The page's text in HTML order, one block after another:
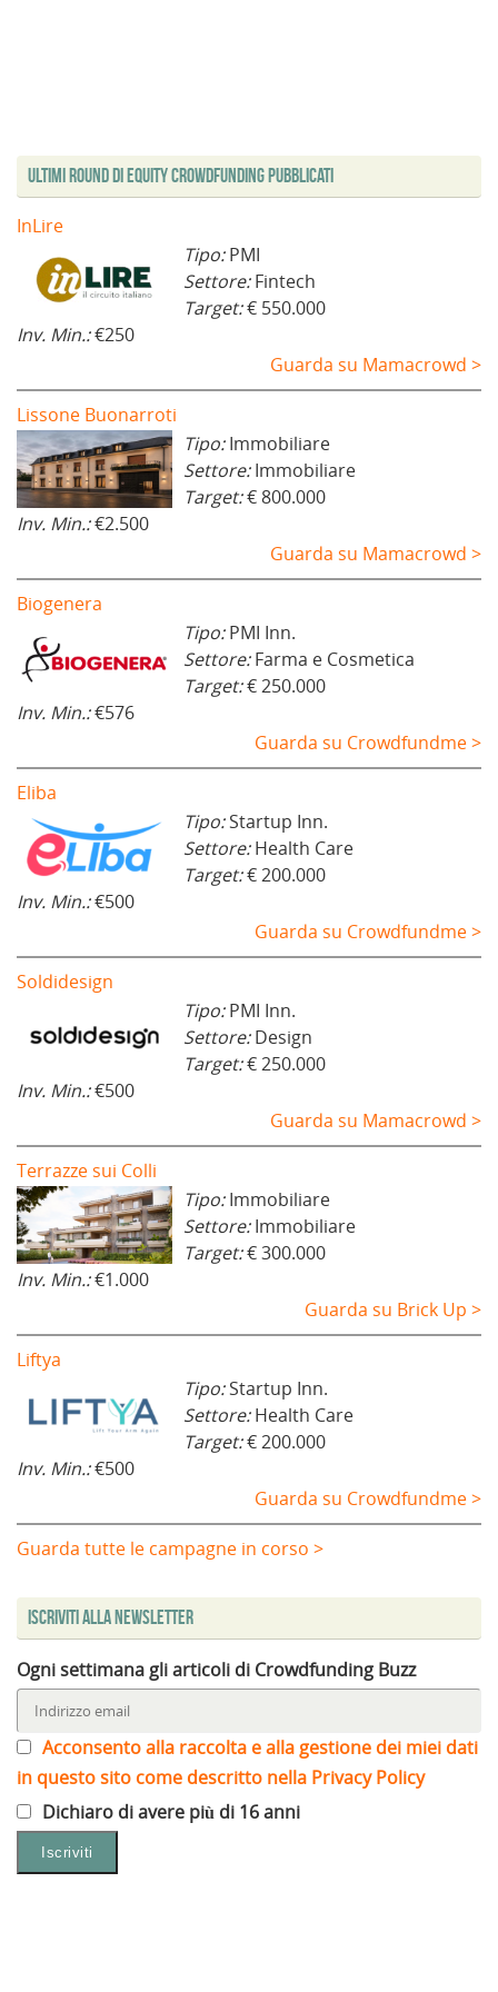
Ultimi Round di Equity Crowdfunding Pubblicati
InLire
Tipo:PMI
Settore:Fintech
Target:€ 550.000
Inv. Min.:€250
Guarda su Mamacrowd >
Lissone Buonarroti
Tipo:Immobiliare
Settore:Immobiliare
Target:€ 800.000
Inv. Min.:€2.500
Guarda su Mamacrowd >
Biogenera
Tipo:PMI Inn.
Settore:Farma e Cosmetica
Target:€ 250.000
Inv. Min.:€576
Guarda su Crowdfundme >
Eliba
Tipo:Startup Inn.
Settore:Health Care
Target:€ 200.000
Inv. Min.:€500
Guarda su Crowdfundme >
Soldidesign
Tipo:PMI Inn.
Settore:Design
Target:€ 250.000
Inv. Min.:€500
Guarda su Mamacrowd >
Terrazze sui Colli
Tipo:Immobiliare
Settore:Immobiliare
Target:€ 300.000
Inv. Min.:€1.000
Guarda su Brick Up >
Liftya
Tipo:Startup Inn.
Settore:Health Care
Target:€ 200.000
Inv. Min.:€500
Guarda su Crowdfundme >
Guarda tutte le campagne in corso >
Iscriviti alla Newsletter
Ogni settimana gli articoli di Crowdfunding Buzz
Acconsento alla raccolta e alla gestione dei miei dati
in questo sito come descritto nella Privacy Policy
Dichiaro di avere più di 16 anni